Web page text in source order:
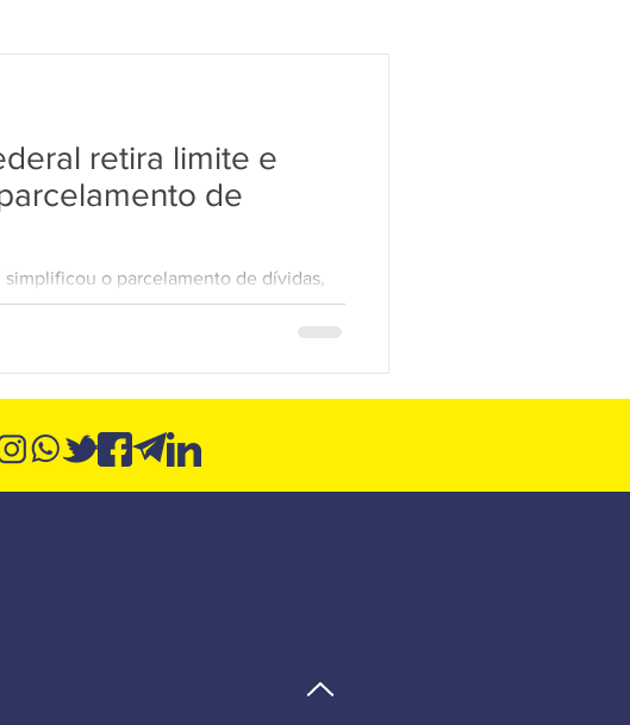
SST eSocial
ÚNICO LGPD 10
retira limite e
de
simplificou o parcelamento de dívidas,
simplificados poderão ser
de valor...